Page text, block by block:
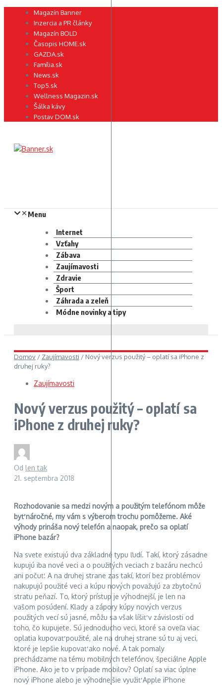
Preskočiť Magazín Banner
Inzercia a PR články
Magazín BOLD
Časopis HOME.sk
GAZDA.sk
Família.sk
News.sk
Top5.sk
Wellness Magazin.sk
Šálka kávy
Postav DOM.sk
Menu
Internet
Vzťahy
Zábava
Zaujímavosti
Zdravie
Šport
Záhrada a zeleň
Módne novinky a tipy
Domov / Zaujímavosti / Nový verzus použitý – oplatí sa iPhone z
druhej ruky?
Zaujímavosti
Nový verzus použitý – oplatí sa
iPhone z druhej ruky?
Od len tak
21. septembra 2018
Rozhodovanie sa medzi novým a použitým telefónom môže
byť náročné, my vám s výberom trochu pomôžeme. Aké
výhody prináša nový telefón a naopak, prečo sa oplatí
iPhone bazár?
Na svete existujú dva základné typu ľudí. Takí, ktorý zásadne
kupujú iba nové veci a o použitých veciach z bazáru nechcú
ani počuť. A na druhej strane zas takí, ktorí bez problémov
nakupujú použité veci a kúpu nových považujú za zbytočnú
stratu peňazí. To, ktorý prístup je výhodnejší, je len na
vašom posúdení. Klady a zápory kúpy nových verzus
použitých vecí sú jasné, môžu sa však líšiť v závislosti od
toho, čo kupujete. Sú jednoducho veci, ktoré sa oveľa viac
oplatia kupovať použité, ale na druhej strane sú tu aj veci,
ktoré je lepšie kupovať ako nové. A tak pomaly
prechádzame na tému mobilných telefónov, špeciálne Apple
iPhone. Ako je to v prípade mobilov? Oplatí sa viac úplne
nový iPhone alebo je výhodnejšie využiť Apple iPhone